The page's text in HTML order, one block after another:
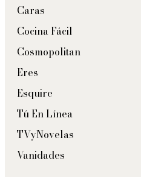
Caras
Cocina Fácil
Cosmopolitan
Eres
Esquire
Tú En Línea
TVyNovelas
Vanidades